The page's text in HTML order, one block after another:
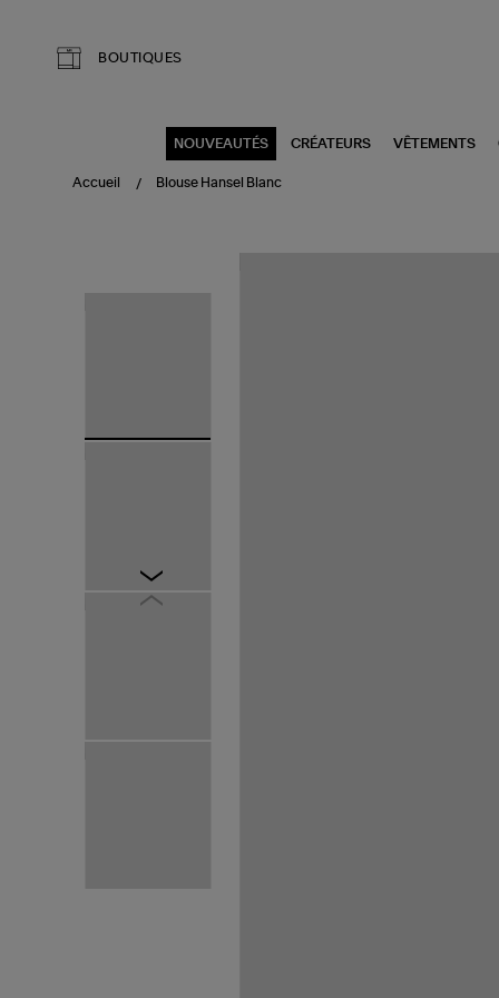
BOUTIQUES
NOUVEAUTÉS CRÉATEURS VÊTEMENTS
Accueil Blouse Hansel Blanc